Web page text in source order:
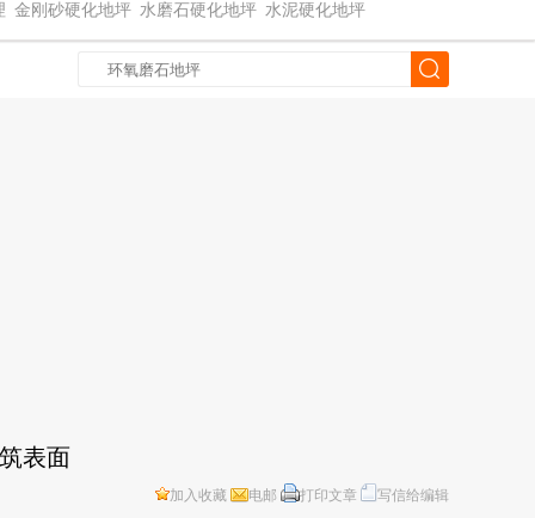
金刚砂硬化地坪 水磨石硬化地坪 水泥硬化地坪
表面
加入收藏 电邮 打印文章 写信给编辑